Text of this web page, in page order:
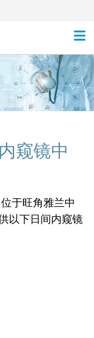
窥镜中
于旺角雅兰中
以下日间内窥镜